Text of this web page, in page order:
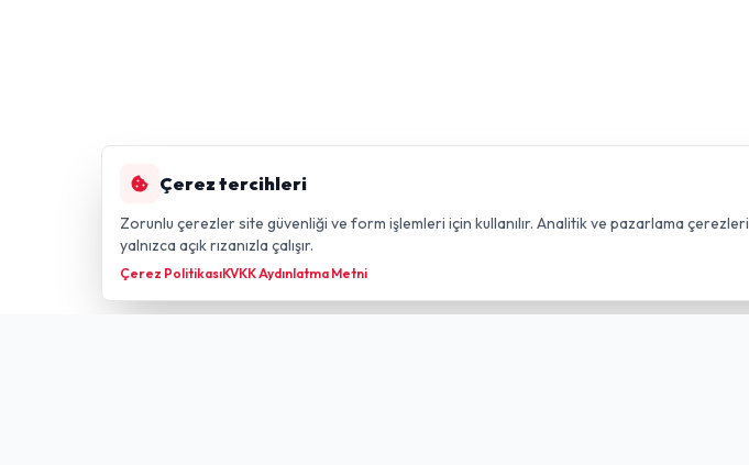
Çerez tercihleri
Zorunlu çerezler site güvenliği ve form işlemleri için kullanılır. Analitik ve pazarlama çerezleri
yalnızca açık rızanızla çalışır.
Çerez PolitikasıKVKK Aydınlatma Metni